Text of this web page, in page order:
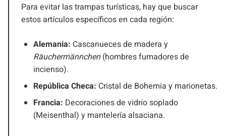
Para evitar las trampas turísticas, hay que buscar
estos artículos específicos en cada región:
Alemania: Cascanueces de madera y
Räuchermännchen(hombres fumadores de
incienso).
República Checa: Cristal de Bohemia y marionetas.
Francia: Decoraciones de vidrio soplado
(Meisenthal) y mantelería alsaciana.